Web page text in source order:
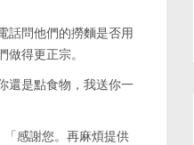
話問他們的撈麵是否用
得更正宗。
還是點食物，我送你一
感謝您。再麻煩提供